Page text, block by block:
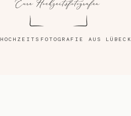
HOCHZEITSFOTOGRAFIE AUS LÜBECK
Impressum